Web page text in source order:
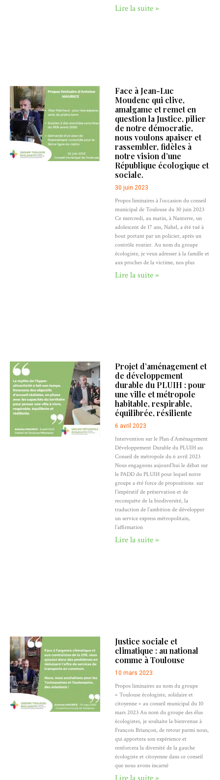
Lire la suite »
Face à Jean-Luc
Moudenc qui clive,
amalgame et remet en
question la Justice, pilier
de notre démocratie,
nous voulons apaiser et
rassembler, fidèles à
notre vision d’une
République écologique et
sociale.
30 juin 2023
Propos liminaires à l’occasion du conseil
municipal de Toulouse du 30 juin 2023
Ce mercredi, au matin, à Nanterre, un
adolescent de 17 ans, Nahel, a été tué à
bout portant par un policier, après un
contrôle routier. Au nom du groupe
écologiste, je veux adresser à la famille et
aux proches de la victime, nos plus
Lire la suite »
Projet d’aménagement et
de développement
durable du PLUIH : pour
une ville et métropole
habitable, respirable,
équilibrée, résiliente
6 avril 2023
Intervention sur le Plan d’Aménagement
Développement Durable du PLUIH au
Conseil de métropole du 6 avril 2023
Nous engageons aujourd’hui le débat sur
le PADD du PLUIH pour lequel notre
groupe a été force de propositions sur
l’impératif de préservation et de
reconquête de la biodiversité, la
traduction de l’ambition de développer
un service express métropolitain,
l’affirmation
Lire la suite »
Justice sociale et
climatique : au national
comme à Toulouse
10 mars 2023
Propos liminaires au nom du groupe
« Toulouse écologiste, solidaire et
citoyenne » au conseil municipal du 10
mars 2023 Au nom du groupe des élus
écologistes, je souhaite la bienvenue à
François Briançon, de retour parmi nous,
qui apportera son expérience et
renforcera la diversité de la gauche
écologiste et citoyenne dans ce conseil
que nous avons incarné